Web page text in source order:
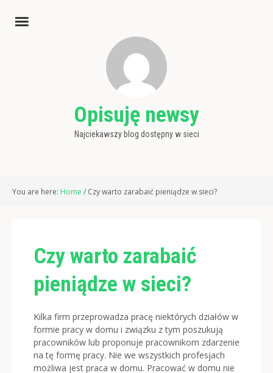
Opisuję newsy
Najciekawszy blog dostępny w sieci
You are here: Home / Czy warto zarabaić pieniądze w sieci?
Czy warto zarabaić
pieniądze w sieci?
Kilka firm przeprowadza pracę niektórych działów w
formie pracy w domu i związku z tym poszukują
pracowników lub proponuje pracownikom zdarzenie
na tę formę pracy. Nie we wszystkich profesjach
możliwa jest praca w domu. Pracować w domu nie